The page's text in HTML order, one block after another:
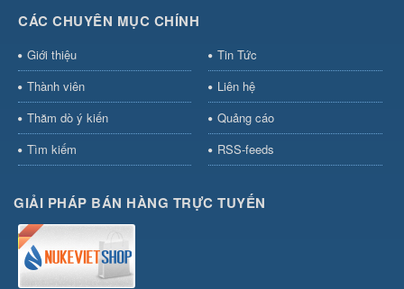
CÁC CHUYÊN MỤC CHÍNH
Giới thiệu
Tin Tức
Thành viên
Liên hệ
Thăm dò ý kiến
Quảng cáo
Tìm kiếm
RSS-feeds
GIẢI PHÁP BÁN HÀNG TRỰC TUYẾN